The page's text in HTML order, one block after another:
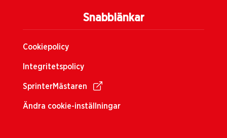
Snabblänkar
Cookiepolicy
Integritetspolicy
SprinterMästaren
Ändra cookie-inställningar